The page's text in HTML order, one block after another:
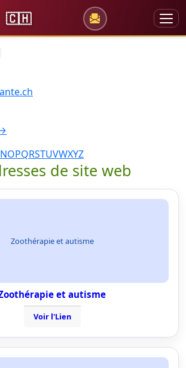
🇨🇭
NOPQRSTUVWXYZ
de site web
Zoothérapie et autisme
et autisme
Voir l'Lien